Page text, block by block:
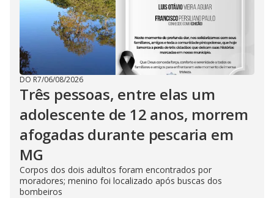
DO R7/06/08/2026
Três pessoas, entre elas um
adolescente de 12 anos, morrem
afogadas durante pescaria em
MG
Corpos dos dois adultos foram encontrados por
moradores; menino foi localizado após buscas dos
bombeiros